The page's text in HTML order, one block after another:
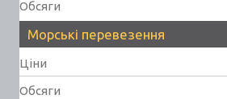
Обсяги
Морські перевезення
Ціни
Обсяги